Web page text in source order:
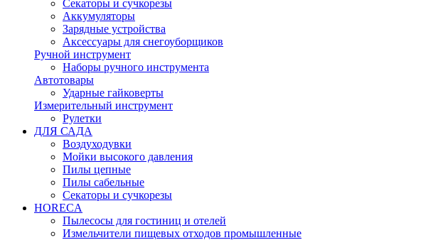
Секаторы и сучкорезы
Аккумуляторы
Зарядные устройства
Аксессуары для снегоуборщиков
Ручной инструмент
Наборы ручного инструмента
Автотовары
Ударные гайковерты
Измерительный инструмент
Рулетки
ДЛЯ САДА
Воздуходувки
Мойки высокого давления
Пилы цепные
Пилы сабельные
Секаторы и сучкорезы
HORECA
Пылесосы для гостиниц и отелей
Измельчители пищевых отходов промышленные